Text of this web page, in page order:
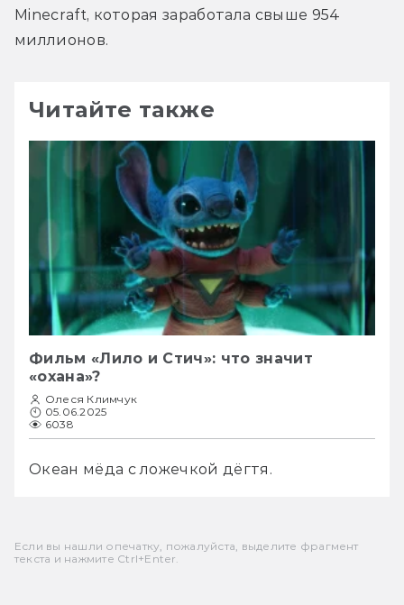
Minecraft, которая заработала свыше 954
миллионов.
Читайте также
Фильм «Лило и Стич»: что значит
«охана»?
Олеся Климчук
05.06.2025
6038
Океан мёда с ложечкой дёгтя.
Если вы нашли опечатку, пожалуйста, выделите фрагмент
текста и нажмите Ctrl+Enter.